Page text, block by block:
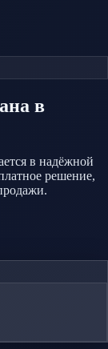
в
в надёжной
решение,